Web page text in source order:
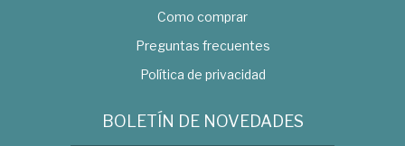
Como comprar
Preguntas frecuentes
Política de privacidad
BOLETÍN DE NOVEDADES